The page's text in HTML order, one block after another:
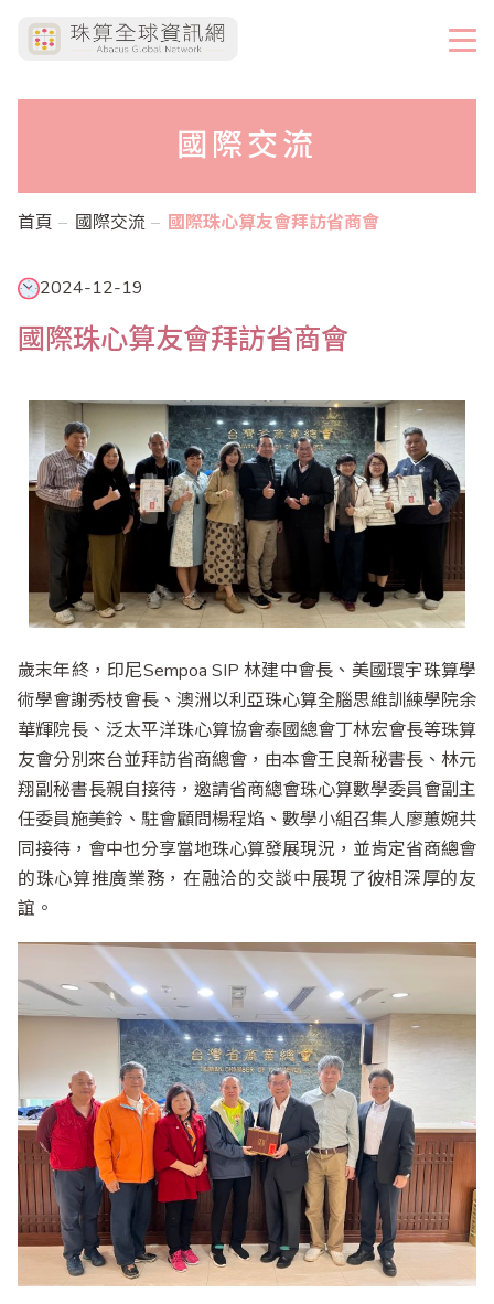
國際交流
首頁 國際交流 國際珠心算友會拜訪省商會
2024-12-19
國際珠心算友會拜訪省商會
歲末年終，印尼Sempoa SIP 林建中會長、美國環宇珠算學
術學會謝秀枝會長、澳洲以利亞珠心算全腦思維訓練學院余
華輝院長、泛太平洋珠心算協會泰國總會丁林宏會長等珠算
友會分別來台並拜訪省商總會，由本會王良新秘書長、林元
翔副秘書長親自接待，邀請省商總會珠心算數學委員會副主
任委員施美鈴、駐會顧問楊程焰、數學小組召集人廖蕙婉共
同接待，會中也分享當地珠心算發展現況，並肯定省商總會
的珠心算推廣業務，在融洽的交談中展現了彼相深厚的友
誼。